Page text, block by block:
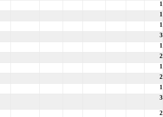
1
1
1
3
1
2
1
2
1
3
2